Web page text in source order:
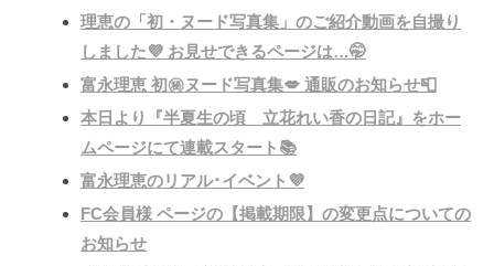
理恵の「初・ヌード写真集」のご紹介動画を自撮り
しました💜 お見せできるページは…🤭
富永理恵 初㊙️ヌード写真集💋 通販のお知らせ📮
本日より『半夏生の頃 立花れい香の日記』をホー
ムページにて連載スタート📚
富永理恵のリアル･イベント💜
FC会員様 ページの【掲載期限】の変更点についての
お知らせ